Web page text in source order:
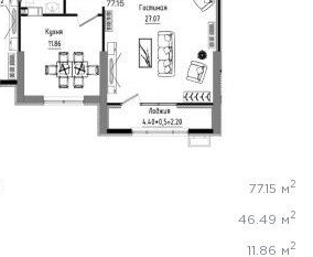
77.15 м 2
46.49 м 2
11.86 м 2
Да, удалить Отмена